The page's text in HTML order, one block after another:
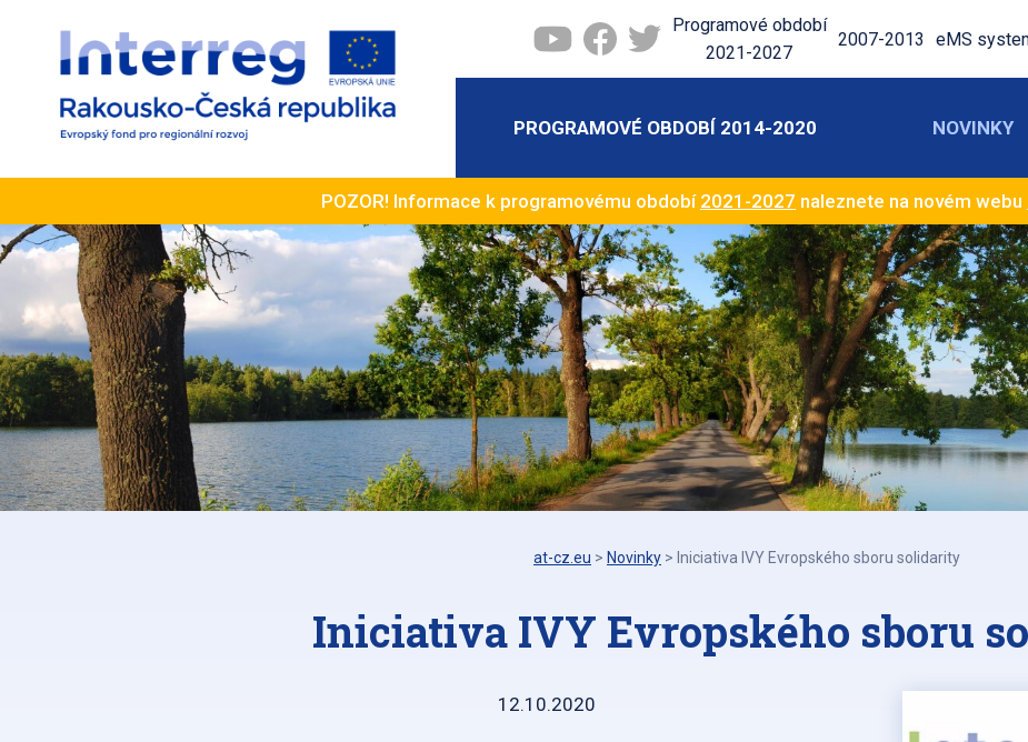
Programové období
2021-2027
2007-2013 eMS
PROGRAMOVÉ OBDOBÍ 2014-2020 NOVINKY
POZOR! Informace k programovému období 2021-2027 naleznete na novém webu
at-cz.eu > Novinky > Iniciativa IVY Evropského sboru solidarity
Iniciativa IVY Evropského sboru
12.10.2020